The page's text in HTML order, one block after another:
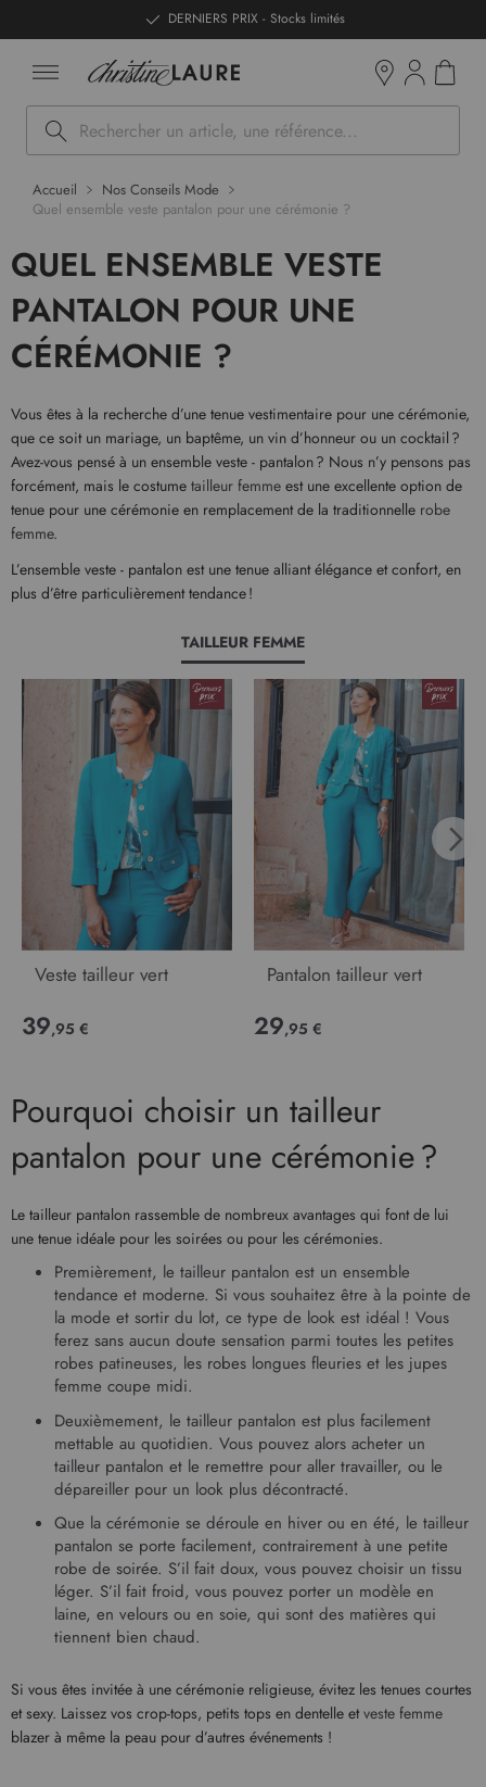
DERNIERS PRIX - Stocks limités
Rechercher
Accueil
Nos Conseils Mode
Quel ensemble veste pantalon pour une cérémonie ?
QUEL ENSEMBLE VESTE
PANTALON POUR UNE
CÉRÉMONIE ?
Vous êtes à la recherche d’une tenue vestimentaire pour une cérémonie,
que ce soit un mariage, un baptême, un vin d’honneur ou un cocktail ?
Avez-vous pensé à un ensemble veste - pantalon ? Nous n’y pensons pas
forcément, mais le costume tailleur femme est une excellente option de
tenue pour une cérémonie en remplacement de la traditionnelle robe
femme.
L’ensemble veste - pantalon est une tenue alliant élégance et confort, en
plus d’être particulièrement tendance !
TAILLEUR FEMME
Veste tailleur vert
39,95 €
Pantalon tailleur vert
29,95 €
Pourquoi choisir un tailleur
pantalon pour une cérémonie ?
Le tailleur pantalon rassemble de nombreux avantages qui font de lui
une tenue idéale pour les soirées ou pour les cérémonies.
Premièrement, le tailleur pantalon est un ensemble
tendance et moderne. Si vous souhaitez être à la pointe de
la mode et sortir du lot, ce type de look est idéal ! Vous
ferez sans aucun doute sensation parmi toutes les petites
robes patineuses, les robes longues fleuries et les jupes
femme coupe midi.
Deuxièmement, le tailleur pantalon est plus facilement
mettable au quotidien. Vous pouvez alors acheter un
tailleur pantalon et le remettre pour aller travailler, ou le
dépareiller pour un look plus décontracté.
Que la cérémonie se déroule en hiver ou en été, le tailleur
pantalon se porte facilement, contrairement à une petite
robe de soirée. S’il fait doux, vous pouvez choisir un tissu
léger. S’il fait froid, vous pouvez porter un modèle en
laine, en velours ou en soie, qui sont des matières qui
tiennent bien chaud.
Si vous êtes invitée à une cérémonie religieuse, évitez les tenues courtes
et sexy. Laissez vos crop-tops, petits tops en dentelle et veste femme
blazer à même la peau pour d’autres événements !